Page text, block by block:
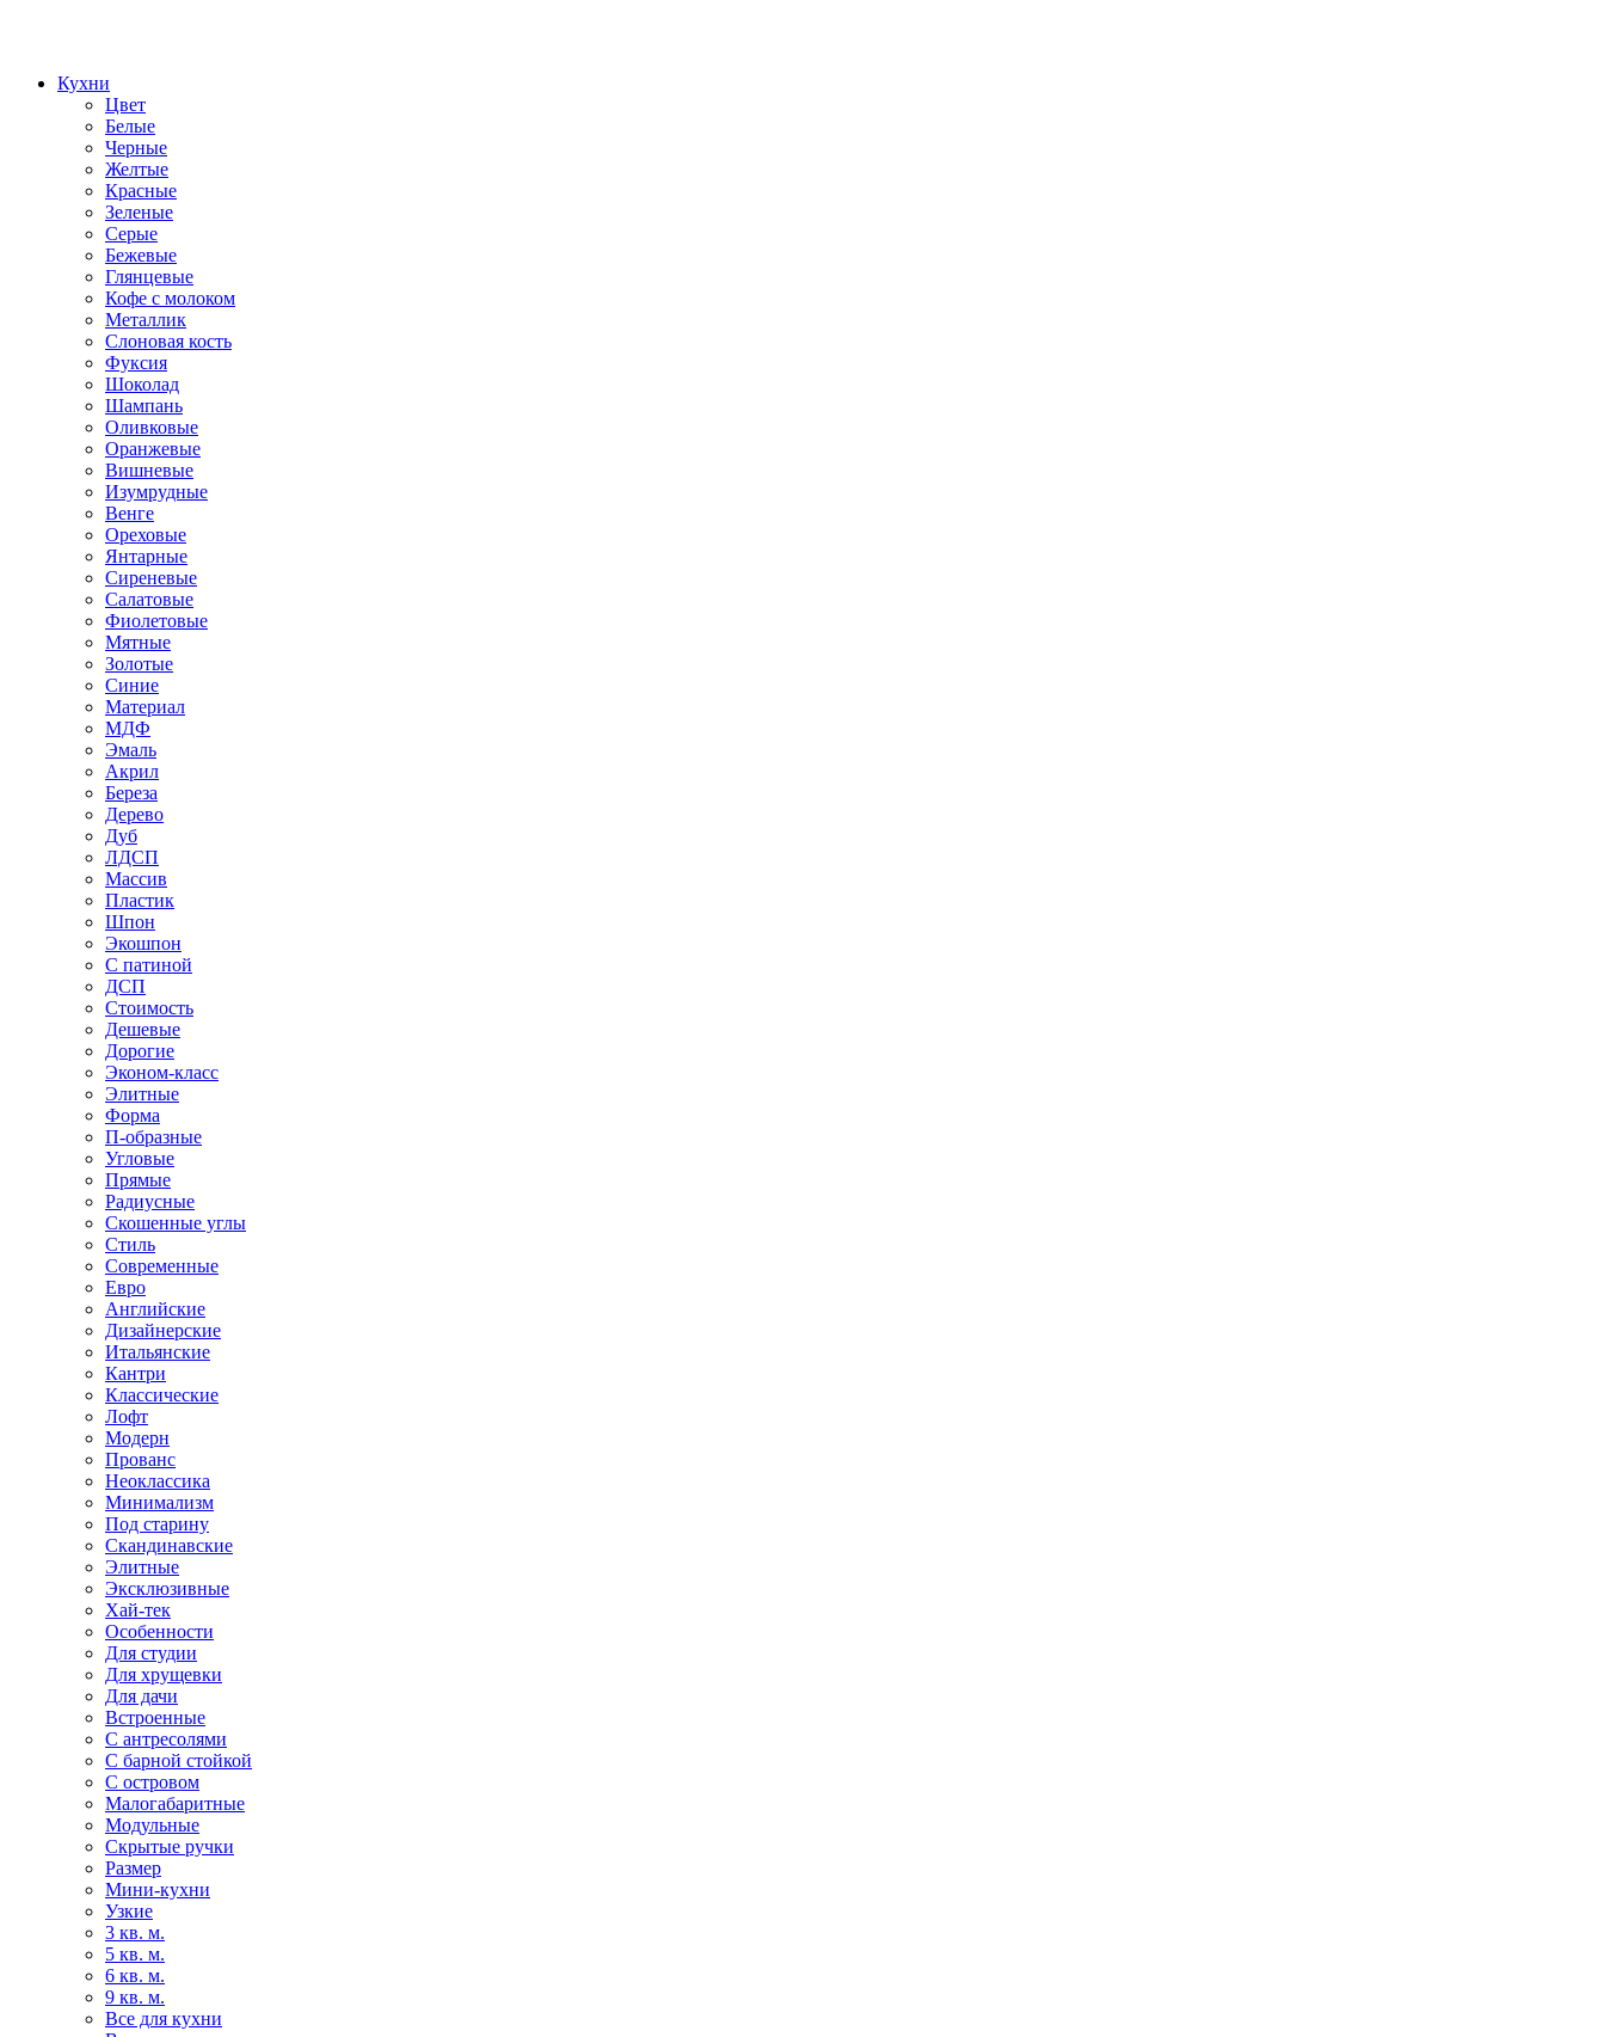
Кухни
Цвет
Белые
Черные
Желтые
Красные
Зеленые
Серые
Бежевые
Глянцевые
Кофе с молоком
Металлик
Слоновая кость
Фуксия
Шоколад
Шампань
Оливковые
Оранжевые
Вишневые
Изумрудные
Венге
Ореховые
Янтарные
Сиреневые
Салатовые
Фиолетовые
Мятные
Золотые
Синие
Материал
МДФ
Эмаль
Акрил
Береза
Дерево
Дуб
ЛДСП
Массив
Пластик
Шпон
Экошпон
С патиной
ДСП
Стоимость
Дешевые
Дорогие
Эконом-класс
Элитные
Форма
П-образные
Угловые
Прямые
Радиусные
Скошенные углы
Стиль
Современные
Евро
Английские
Дизайнерские
Итальянские
Кантри
Классические
Лофт
Модерн
Прованс
Неоклассика
Минимализм
Под старину
Скандинавские
Элитные
Эксклюзивные
Хай-тек
Особенности
Для студии
Для хрущевки
Для дачи
Встроенные
С антресолями
С барной стойкой
С островом
Малогабаритные
Модульные
Скрытые ручки
Размер
Мини-кухни
Узкие
3 кв. м.
5 кв. м.
6 кв. м.
9 кв. м.
Все для кухни